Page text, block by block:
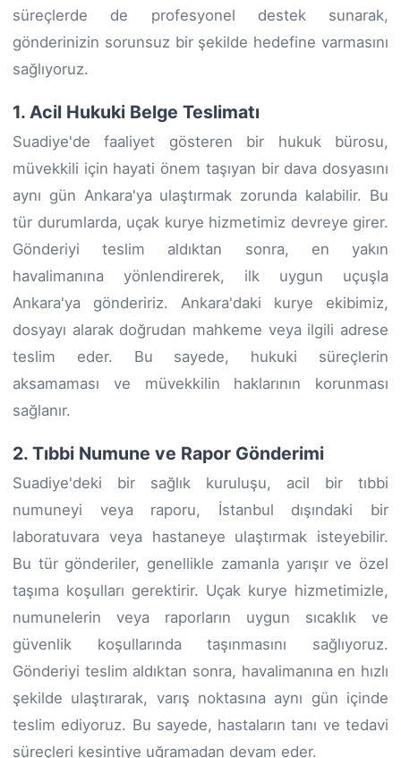
süreçlerde de profesyonel destek sunarak,
gönderinizin sorunsuz bir şekilde hedefine varmasını
sağlıyoruz.
1. Acil Hukuki Belge Teslimatı
Suadiye'de faaliyet gösteren bir hukuk bürosu,
müvekkili için hayati önem taşıyan bir dava dosyasını
aynı gün Ankara'ya ulaştırmak zorunda kalabilir. Bu
tür durumlarda, uçak kurye hizmetimiz devreye girer.
Gönderiyi teslim aldıktan sonra, en yakın
havalimanına yönlendirerek, ilk uygun uçuşla
Ankara'ya göndeririz. Ankara'daki kurye ekibimiz,
dosyayı alarak doğrudan mahkeme veya ilgili adrese
teslim eder. Bu sayede, hukuki süreçlerin
aksamaması ve müvekkilin haklarının korunması
sağlanır.
2. Tıbbi Numune ve Rapor Gönderimi
Suadiye'deki bir sağlık kuruluşu, acil bir tıbbi
numuneyi veya raporu, İstanbul dışındaki bir
laboratuvara veya hastaneye ulaştırmak isteyebilir.
Bu tür gönderiler, genellikle zamanla yarışır ve özel
taşıma koşulları gerektirir. Uçak kurye hizmetimizle,
numunelerin veya raporların uygun sıcaklık ve
güvenlik koşullarında taşınmasını sağlıyoruz.
Gönderiyi teslim aldıktan sonra, havalimanına en hızlı
şekilde ulaştırarak, varış noktasına aynı gün içinde
teslim ediyoruz. Bu sayede, hastaların tanı ve tedavi
süreçleri kesintiye uğramadan devam eder.